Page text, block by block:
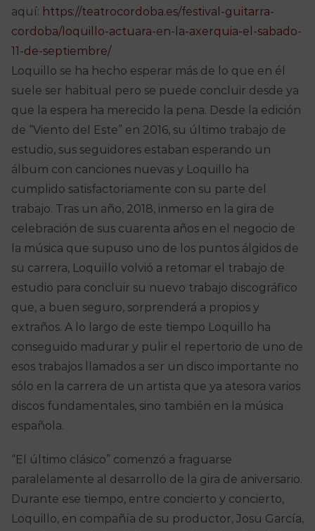
aquí: https://teatrocordoba.es/festival-guitarra-
cordoba/loquillo-actuara-en-la-axerquia-el-sabado-
11-de-septiembre/
Loquillo se ha hecho esperar más de lo que en él
suele ser habitual pero se puede concluir desde ya
que la espera ha merecido la pena. Desde la edición
de “Viento del Este” en 2016, su último trabajo de
estudio, sus seguidores estaban esperando un
álbum con canciones nuevas y Loquillo ha
cumplido satisfactoriamente con su parte del
trabajo. Tras un año, 2018, inmerso en la gira de
celebración de sus cuarenta años en el negocio de
la música que supuso uno de los puntos álgidos de
su carrera, Loquillo volvió a retomar el trabajo de
estudio para concluir su nuevo trabajo discográfico
que, a buen seguro, sorprenderá a propios y
extraños. A lo largo de este tiempo Loquillo ha
conseguido madurar y pulir el repertorio de uno de
esos trabajos llamados a ser un disco importante no
sólo en la carrera de un artista que ya atesora varios
discos fundamentales, sino también en la música
española.
“El último clásico” comenzó a fraguarse
paralelamente al desarrollo de la gira de aniversario.
Durante ese tiempo, entre concierto y concierto,
Loquillo, en compañía de su productor, Josu García,